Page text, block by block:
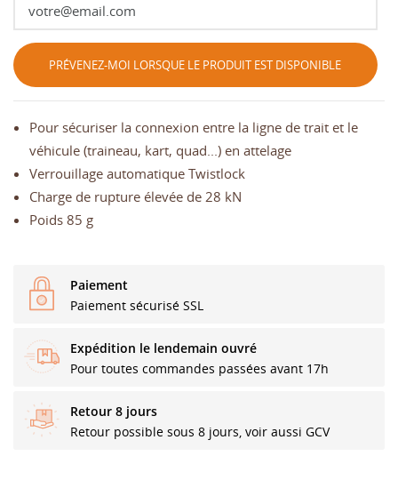
PRÉVENEZ-MOI LORSQUE LE PRODUIT EST DISPONIBLE
Pour sécuriser la connexion entre la ligne de trait et le
véhicule (traineau, kart, quad...) en attelage
Verrouillage automatique Twistlock
Charge de rupture élevée de 28 kN
Poids 85 g
Paiement
Paiement sécurisé SSL
Expédition le lendemain ouvré
Pour toutes commandes passées avant 17h
Retour 8 jours
Retour possible sous 8 jours, voir aussi GCV